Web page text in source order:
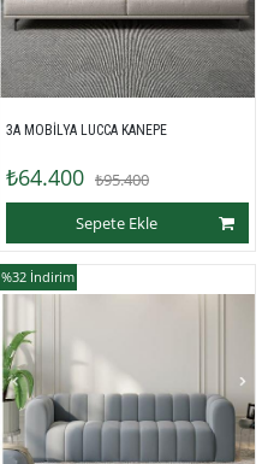
3A MOBİLYA LUCCA KANEPE
₺64.400 ₺95.400
Sepete Ekle
%32 İndirim